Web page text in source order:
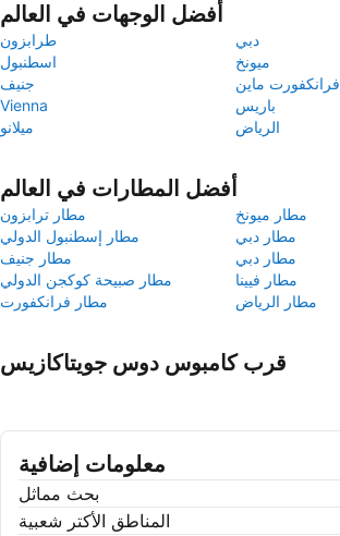
أفضل الوجهات في العالم
طرابزون
دبي
اسطنبول
ميونخ
جنيف
فرانكفورت ماين
Vienna
باريس
ميلانو
الرياض
أفضل المطارات في العالم
مطار ترابزون
مطار ميونخ
مطار إسطنبول الدولي
مطار دبي
مطار جنيف
مطار دبي
مطار صبيحة كوكجن الدولي
مطار فيينا
مطار فرانكفورت
مطار الرياض
قرب كامبوس دوس جويتاكازيس
معلومات إضافية
بحث مماثل
المناطق الأكتر شعبية